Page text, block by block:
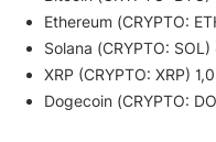
Ethereum (CRYPTO:
Solana (CRYPTO: SOL)
XRP (CRYPTO: XRP)
Dogecoin (CRYPTO: